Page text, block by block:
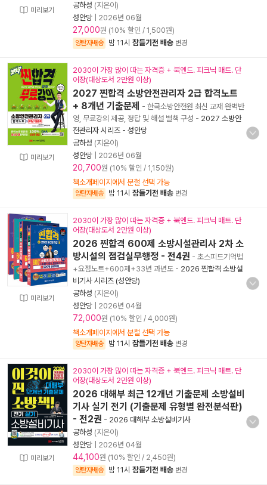
미리보기
공하성 (지은이)
성안당
2026년 06월
27,000원 (10% 할인 / 1,500원)
양탄자배송 밤 11시 잠들기전 배송 변경
미리보기
2030이 가장 많이 따는 자격증 + 북엔드. 피크닉 매트. 단
어장(대상도서 2만원 이상)
2027 찐합격 소방안전관리자 2급 합격노트
+ 8개년 기출문제 - 한국소방안전원 최신 교재 완벽반
영, 무료강의 제공, 정답 및 해설 별책 구성 - 2027 소방안
전관리자 시리즈 - 성안당
공하성 (지은이)
성안당
2026년 06월
20,700원 (10% 할인 / 1,150원)
책소개페이지에서 분철 선택 가능
양탄자배송 밤 11시 잠들기전 배송 변경
미리보기
2030이 가장 많이 따는 자격증 + 북엔드. 피크닉 매트. 단
어장(대상도서 2만원 이상)
2026 찐합격 600제 소방시설관리사 2차 소
방시설의 점검실무행정 - 전4권 - 초스피드기억법
+요점노트+600제+33년 과년도 - 2026 찐합격 소방설
비기사 시리즈 (성안당)
공하성 (지은이)
성안당
2026년 04월
72,000원 (10% 할인 / 4,000원)
책소개페이지에서 분철 선택 가능
양탄자배송 밤 11시 잠들기전 배송 변경
미리보기
2030이 가장 많이 따는 자격증 + 북엔드. 피크닉 매트. 단
어장(대상도서 2만원 이상)
2026 대해부 최근 12개년 기출문제 소방설비
기사 실기 전기 (기출문제 유형별 완전분석판)
- 전2권 - 2026 대해부 소방설비기사
공하성 (지은이)
성안당
2026년 04월
44,100원 (10% 할인 / 2,450원)
양탄자배송 밤 11시 잠들기전 배송 변경